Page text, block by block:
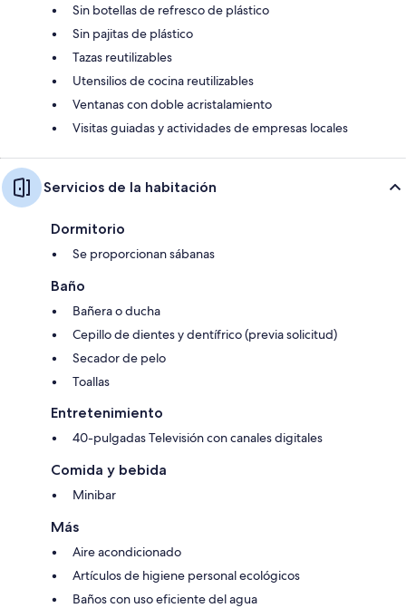
Sin botellas de refresco de plástico
Sin pajitas de plástico
Tazas reutilizables
Utensilios de cocina reutilizables
Ventanas con doble acristalamiento
Visitas guiadas y actividades de empresas locales
Servicios de la habitación
Dormitorio
Se proporcionan sábanas
Baño
Bañera o ducha
Cepillo de dientes y dentífrico (previa solicitud)
Secador de pelo
Toallas
Entretenimiento
40-pulgadas Televisión con canales digitales
Comida y bebida
Minibar
Más
Aire acondicionado
Artículos de higiene personal ecológicos
Baños con uso eficiente del agua